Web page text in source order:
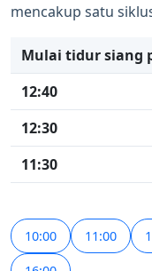
mencakup satu
Mulai tidur siang
12:40
12:30
11:30
10:00 11:00